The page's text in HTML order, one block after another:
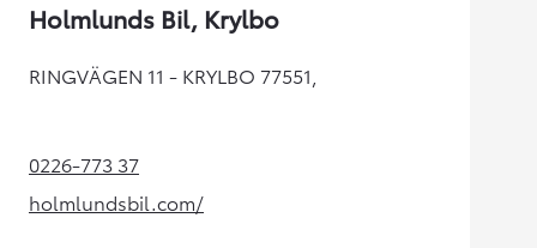
Holmlunds Bil, Krylbo
RINGVÄGEN 11 - KRYLBO 77551,
0226-773 37(Opens in new tab)
holmlundsbil.com/
(Opens in new tab)